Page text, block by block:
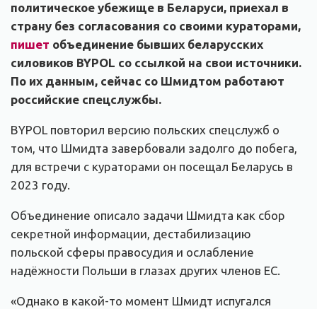
политическое убежище в Беларуси, приехал в
страну без согласования со своими кураторами,
пишет объединение бывших беларусских
силовиков BYPOL со ссылкой на свои источники.
По их данным, сейчас со Шмидтом работают
российские спецслужбы.
BYPOL повторил версию польских спецслужб о
том, что Шмидта завербовали задолго до побега,
для встречи с кураторами он посещал Беларусь в
2023 году.
Объединение описало задачи Шмидта как сбор
секретной информации, дестабилизацию
польской сферы правосудия и ослабление
надёжности Польши в глазах других членов ЕС.
«Однако в какой-то момент Шмидт испугался